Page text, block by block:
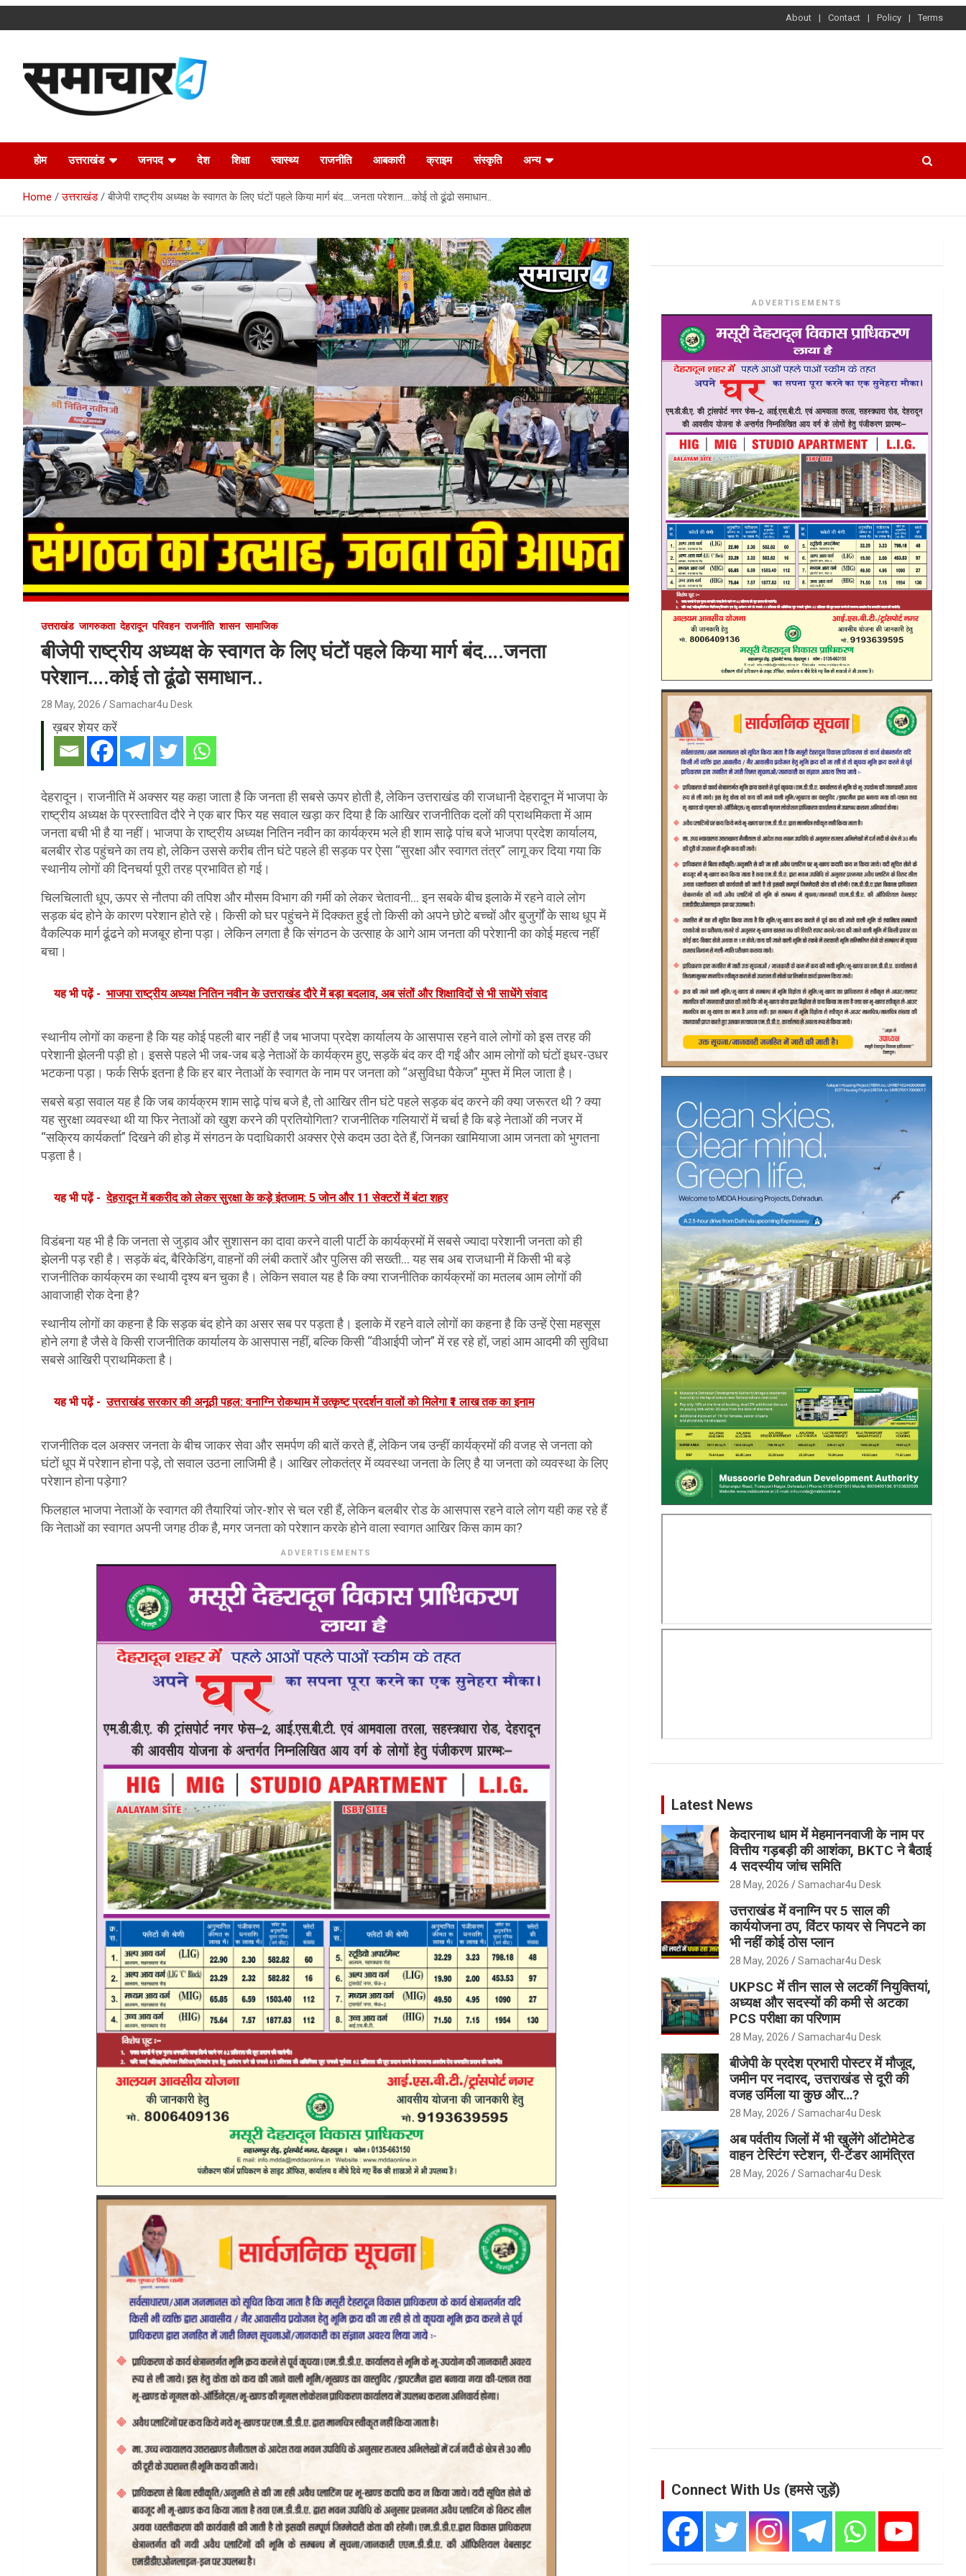
to
About Contact Policy Terms
Samachar4u
होम उत्तराखंड जनपद देश शिक्षा स्वास्थ्य राजनीति आबकारी क्राइम संस्कृति अन्य
Home उत्तराखंड बीजेपी राष्ट्रीय अध्यक्ष के स्वागत के लिए घंटों पहले किया मार्ग बंद….जनता परेशान….कोई तो ढूंढो समाधान..
उत्तराखंड जागरुकता देहरादून परिवहन राजनीति शासन सामाजिक
बीजेपी राष्ट्रीय अध्यक्ष के स्वागत के लिए घंटों पहले किया मार्ग बंद….जनता
परेशान….कोई तो ढूंढो समाधान..
28 May, 2026 Samachar4u Desk
ख़बर शेयर करें
देहरादून। राजनीति में अक्सर यह कहा जाता है कि जनता ही सबसे ऊपर होती है, लेकिन उत्तराखंड की राजधानी देहरादून में भाजपा के
राष्ट्रीय अध्यक्ष के प्रस्तावित दौरे ने एक बार फिर यह सवाल खड़ा कर दिया है कि आखिर राजनीतिक दलों की प्राथमिकता में आम
जनता बची भी है या नहीं। भाजपा के राष्ट्रीय अध्यक्ष नितिन नवीन का कार्यक्रम भले ही शाम साढ़े पांच बजे भाजपा प्रदेश कार्यालय,
बलबीर रोड पहुंचने का तय हो, लेकिन उससे करीब तीन घंटे पहले ही सड़क पर ऐसा “सुरक्षा और स्वागत तंत्र” लागू कर दिया गया कि
स्थानीय लोगों की दिनचर्या पूरी तरह प्रभावित हो गई।
चिलचिलाती धूप, ऊपर से नौतपा की तपिश और मौसम विभाग की गर्मी को लेकर चेतावनी… इन सबके बीच इलाके में रहने वाले लोग
सड़क बंद होने के कारण परेशान होते रहे। किसी को घर पहुंचने में दिक्कत हुई तो किसी को अपने छोटे बच्चों और बुजुर्गों के साथ धूप में
वैकल्पिक मार्ग ढूंढने को मजबूर होना पड़ा। लेकिन लगता है कि संगठन के उत्साह के आगे आम जनता की परेशानी का कोई महत्व नहीं
बचा।
यह भी पढ़ें - भाजपा राष्ट्रीय अध्यक्ष नितिन नवीन के उत्तराखंड दौरे में बड़ा बदलाव, अब संतों और शिक्षाविदों से भी साधेंगे संवाद
स्थानीय लोगों का कहना है कि यह कोई पहली बार नहीं है जब भाजपा प्रदेश कार्यालय के आसपास रहने वाले लोगों को इस तरह की
परेशानी झेलनी पड़ी हो। इससे पहले भी जब-जब बड़े नेताओं के कार्यक्रम हुए, सड़कें बंद कर दी गईं और आम लोगों को घंटों इधर-उधर
भटकना पड़ा। फर्क सिर्फ इतना है कि हर बार नेताओं के स्वागत के नाम पर जनता को “असुविधा पैकेज” मुफ्त में मिल जाता है।
सबसे बड़ा सवाल यह है कि जब कार्यक्रम शाम साढ़े पांच बजे है, तो आखिर तीन घंटे पहले सड़क बंद करने की क्या जरूरत थी ? क्या
यह सुरक्षा व्यवस्था थी या फिर नेताओं को खुश करने की प्रतियोगिता? राजनीतिक गलियारों में चर्चा है कि बड़े नेताओं की नजर में
“सक्रिय कार्यकर्ता” दिखने की होड़ में संगठन के पदाधिकारी अक्सर ऐसे कदम उठा देते हैं, जिनका खामियाजा आम जनता को भुगतना
पड़ता है।
यह भी पढ़ें - देहरादून में बकरीद को लेकर सुरक्षा के कड़े इंतजाम: 5 जोन और 11 सेक्टरों में बंटा शहर
विडंबना यह भी है कि जनता से जुड़ाव और सुशासन का दावा करने वाली पार्टी के कार्यक्रमों में सबसे ज्यादा परेशानी जनता को ही
झेलनी पड़ रही है। सड़कें बंद, बैरिकेडिंग, वाहनों की लंबी कतारें और पुलिस की सख्ती… यह सब अब राजधानी में किसी भी बड़े
राजनीतिक कार्यक्रम का स्थायी दृश्य बन चुका है। लेकिन सवाल यह है कि क्या राजनीतिक कार्यक्रमों का मतलब आम लोगों की
आवाजाही रोक देना है?
स्थानीय लोगों का कहना है कि सड़क बंद होने का असर सब पर पड़ता है। इलाके में रहने वाले लोगों का कहना है कि उन्हें ऐसा महसूस
होने लगा है जैसे वे किसी राजनीतिक कार्यालय के आसपास नहीं, बल्कि किसी “वीआईपी जोन” में रह रहे हों, जहां आम आदमी की सुविधा
सबसे आखिरी प्राथमिकता है।
यह भी पढ़ें - उत्तराखंड सरकार की अनूठी पहल: वनाग्नि रोकथाम में उत्कृष्ट प्रदर्शन वालों को मिलेगा ₹1 लाख तक का इनाम
राजनीतिक दल अक्सर जनता के बीच जाकर सेवा और समर्पण की बातें करते हैं, लेकिन जब उन्हीं कार्यक्रमों की वजह से जनता को
घंटों धूप में परेशान होना पड़े, तो सवाल उठना लाजिमी है। आखिर लोकतंत्र में व्यवस्था जनता के लिए है या जनता को व्यवस्था के लिए
परेशान होना पड़ेगा?
फिलहाल भाजपा नेताओं के स्वागत की तैयारियां जोर-शोर से चल रही हैं, लेकिन बलबीर रोड के आसपास रहने वाले लोग यही कह रहे हैं
कि नेताओं का स्वागत अपनी जगह ठीक है, मगर जनता को परेशान करके होने वाला स्वागत आखिर किस काम का?
ADVERTISEMENTS
ADVERTISEMENTS
Latest News
केदारनाथ धाम में मेहमाननवाजी के नाम पर
वित्तीय गड़बड़ी की आशंका, BKTC ने बैठाई
4 सदस्यीय जांच समिति
28 May, 2026 Samachar4u Desk
उत्तराखंड में वनाग्नि पर 5 साल की
कार्ययोजना ठप, विंटर फायर से निपटने का
भी नहीं कोई ठोस प्लान
28 May, 2026 Samachar4u Desk
UKPSC में तीन साल से लटकीं नियुक्तियां,
अध्यक्ष और सदस्यों की कमी से अटका
PCS परीक्षा का परिणाम
28 May, 2026 Samachar4u Desk
बीजेपी के प्रदेश प्रभारी पोस्टर में मौजूद,
जमीन पर नदारद, उत्तराखंड से दूरी की
वजह उर्मिला या कुछ और…?
28 May, 2026 Samachar4u Desk
अब पर्वतीय जिलों में भी खुलेंगे ऑटोमेटेड
वाहन टेस्टिंग स्टेशन, री-टेंडर आमंत्रित
28 May, 2026 Samachar4u Desk
Connect With Us (हमसे जुड़ें)